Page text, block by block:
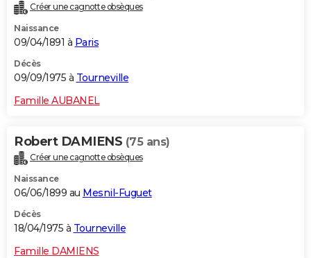
Créer une cagnotte obsèques
Naissance
09/04/1891 à Paris
Décès
09/09/1975 à Tourneville
Famille AUBANEL
Robert DAMIENS (75 ans)
Créer une cagnotte obsèques
Naissance
06/06/1899 au Mesnil-Fuguet
Décès
18/04/1975 à Tourneville
Famille DAMIENS